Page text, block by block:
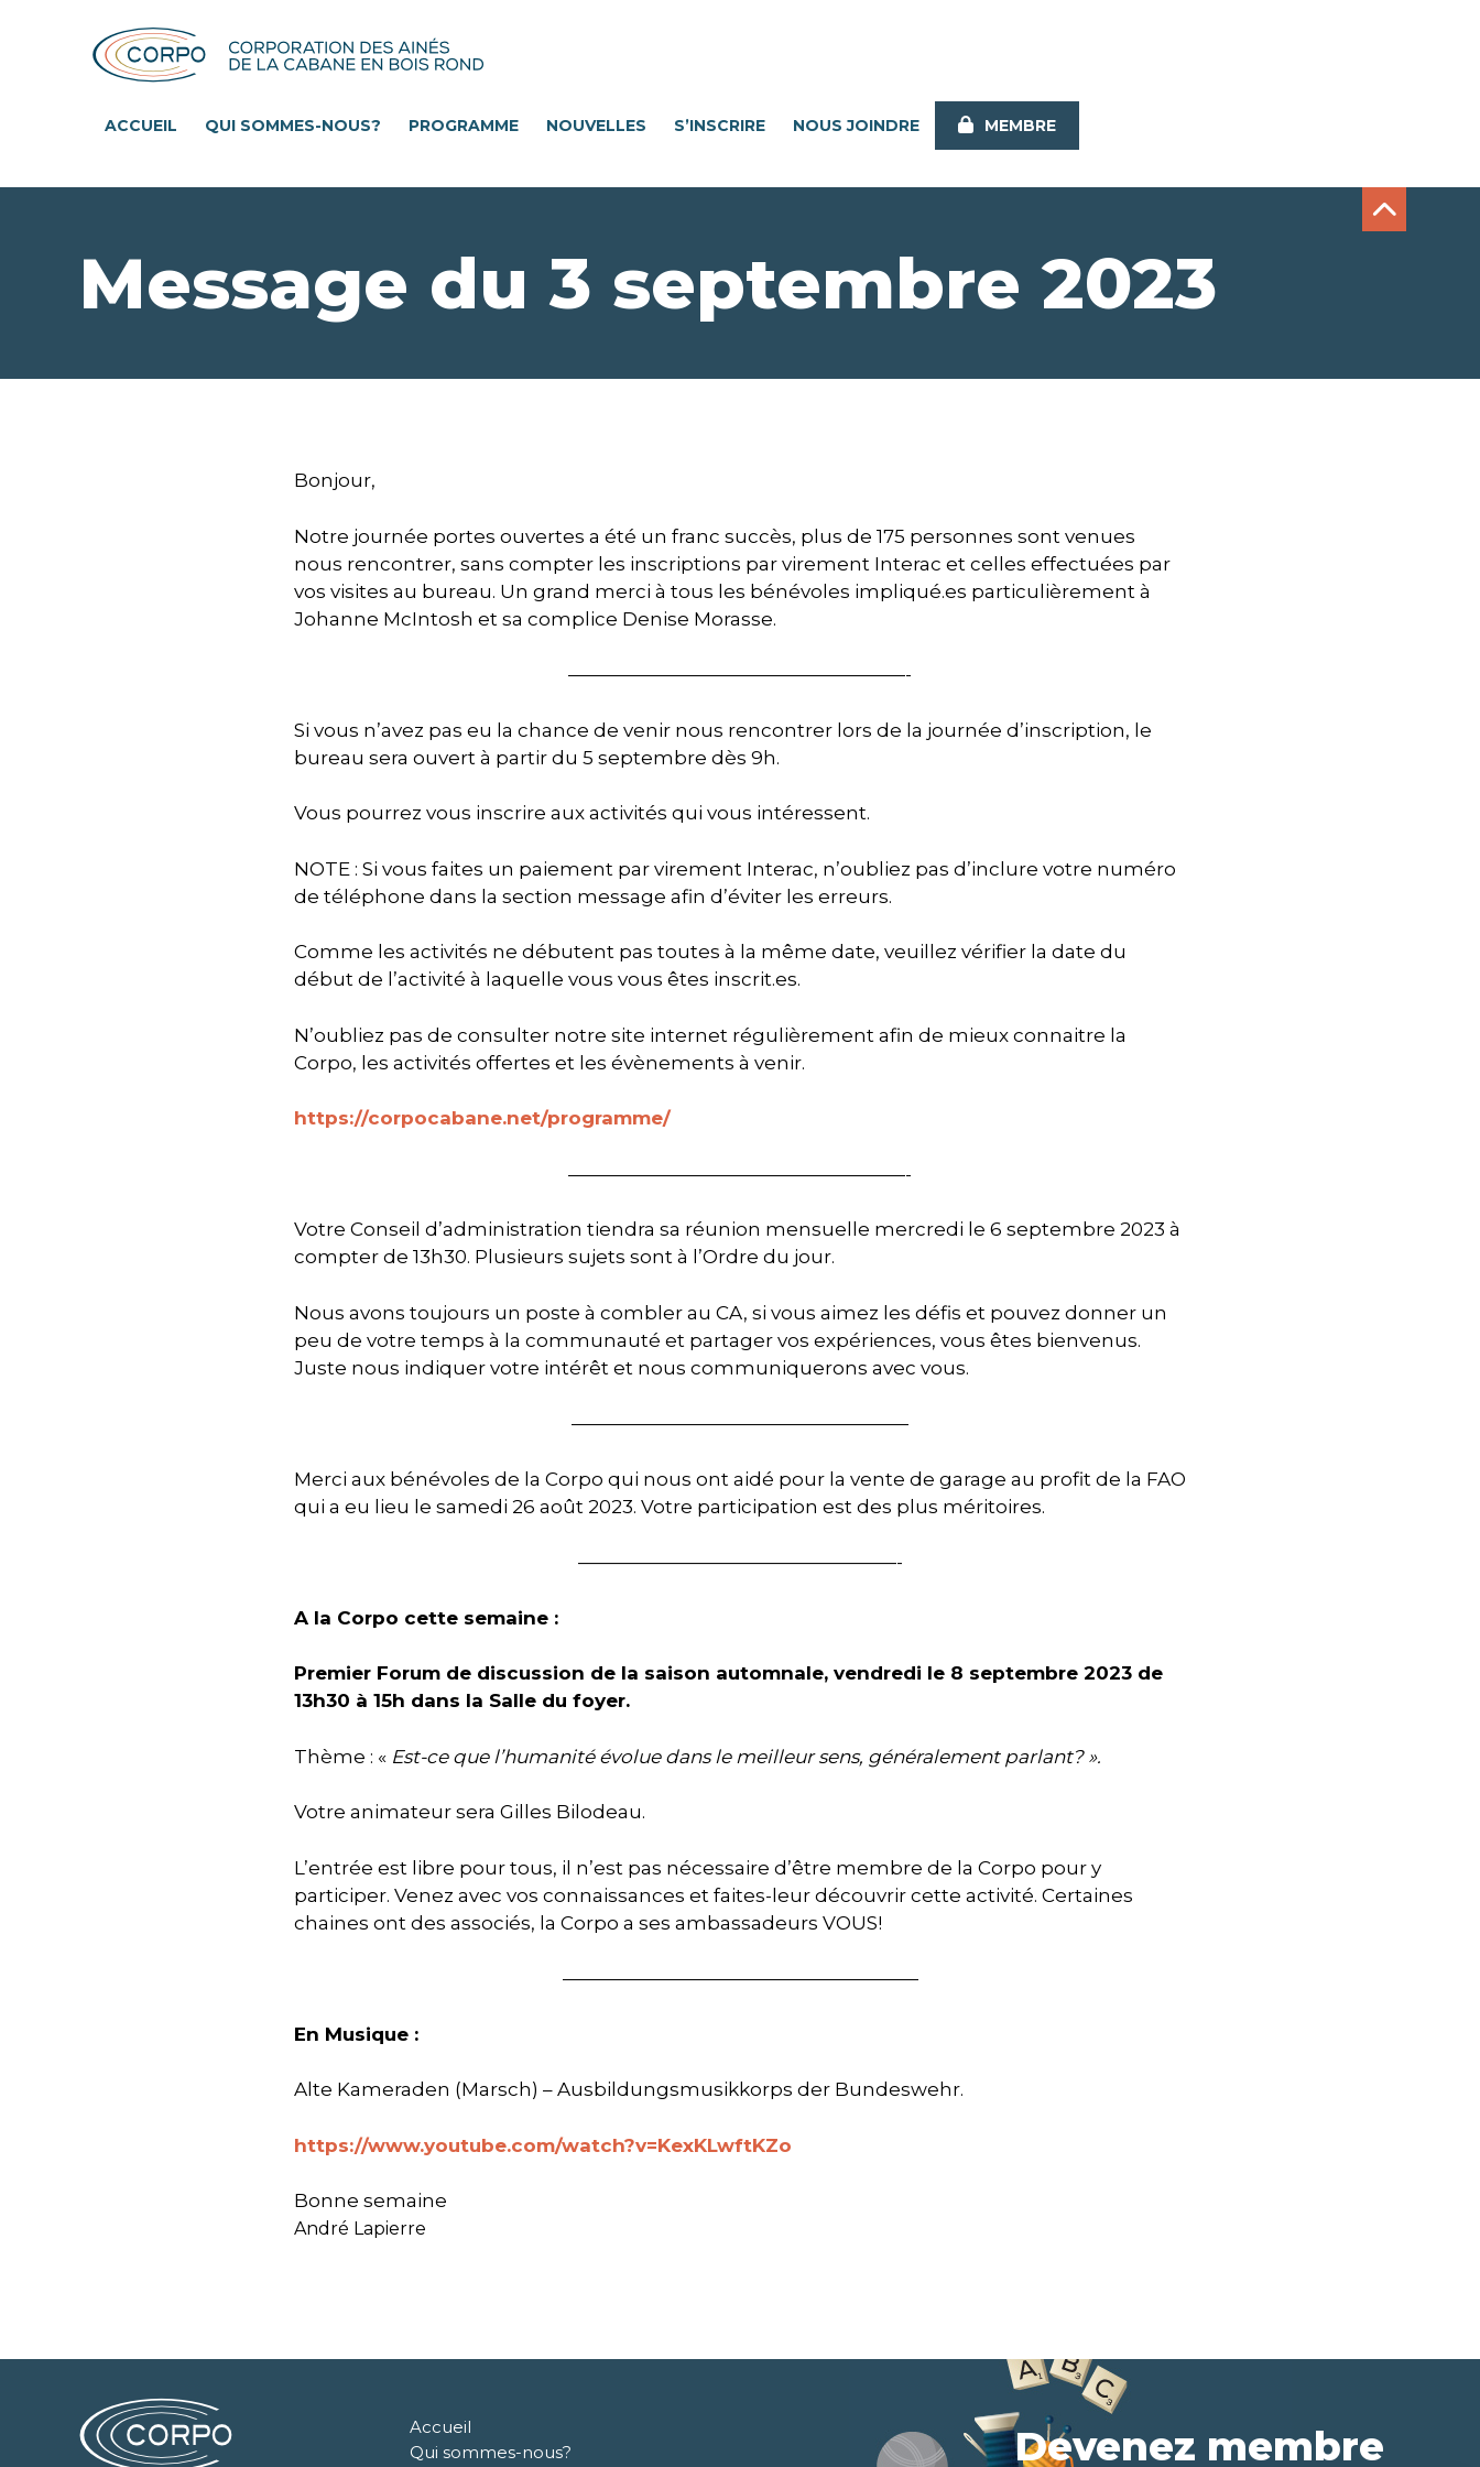
ACCUEIL QUI SOMMES-NOUS? PROGRAMME NOUVELLES S’INSCRIRE NOUS JOINDRE MEMBRE
Message du 3 septembre 2023
Bonjour,
Notre journée portes ouvertes a été un franc succès, plus de 175 personnes sont venues
nous rencontrer, sans compter les inscriptions par virement Interac et celles effectuées par
vos visites au bureau. Un grand merci à tous les bénévoles impliqué.es particulièrement à
Johanne McIntosh et sa complice Denise Morasse.
——————————————————-
Si vous n’avez pas eu la chance de venir nous rencontrer lors de la journée d’inscription, le
bureau sera ouvert à partir du 5 septembre dès 9h.
Vous pourrez vous inscrire aux activités qui vous intéressent.
NOTE : Si vous faites un paiement par virement Interac, n’oubliez pas d’inclure votre numéro
de téléphone dans la section message afin d’éviter les erreurs.
Comme les activités ne débutent pas toutes à la même date, veuillez vérifier la date du
début de l’activité à laquelle vous vous êtes inscrit.es.
N’oubliez pas de consulter notre site internet régulièrement afin de mieux connaitre la
Corpo, les activités offertes et les évènements à venir.
https://corpocabane.net/programme/
——————————————————-
Votre Conseil d’administration tiendra sa réunion mensuelle mercredi le 6 septembre 2023 à
compter de 13h30. Plusieurs sujets sont à l’Ordre du jour.
Nous avons toujours un poste à combler au CA, si vous aimez les défis et pouvez donner un
peu de votre temps à la communauté et partager vos expériences, vous êtes bienvenus.
Juste nous indiquer votre intérêt et nous communiquerons avec vous.
——————————————————
Merci aux bénévoles de la Corpo qui nous ont aidé pour la vente de garage au profit de la FAO
qui a eu lieu le samedi 26 août 2023. Votre participation est des plus méritoires.
—————————————————-
A la Corpo cette semaine :
Premier Forum de discussion de la saison automnale, vendredi le 8 septembre 2023 de
13h30 à 15h dans la Salle du foyer.
Thème : « Est-ce que l’humanité évolue dans le meilleur sens, généralement parlant? ».
Votre animateur sera Gilles Bilodeau.
L’entrée est libre pour tous, il n’est pas nécessaire d’être membre de la Corpo pour y
participer. Venez avec vos connaissances et faites-leur découvrir cette activité. Certaines
chaines ont des associés, la Corpo a ses ambassadeurs VOUS!
———————————————————
En Musique :
Alte Kameraden (Marsch) – Ausbildungsmusikkorps der Bundeswehr.
https://www.youtube.com/watch?v=KexKLwftKZo
Bonne semaine
André Lapierre
Accueil
Qui sommes-nous?
Devenez membre